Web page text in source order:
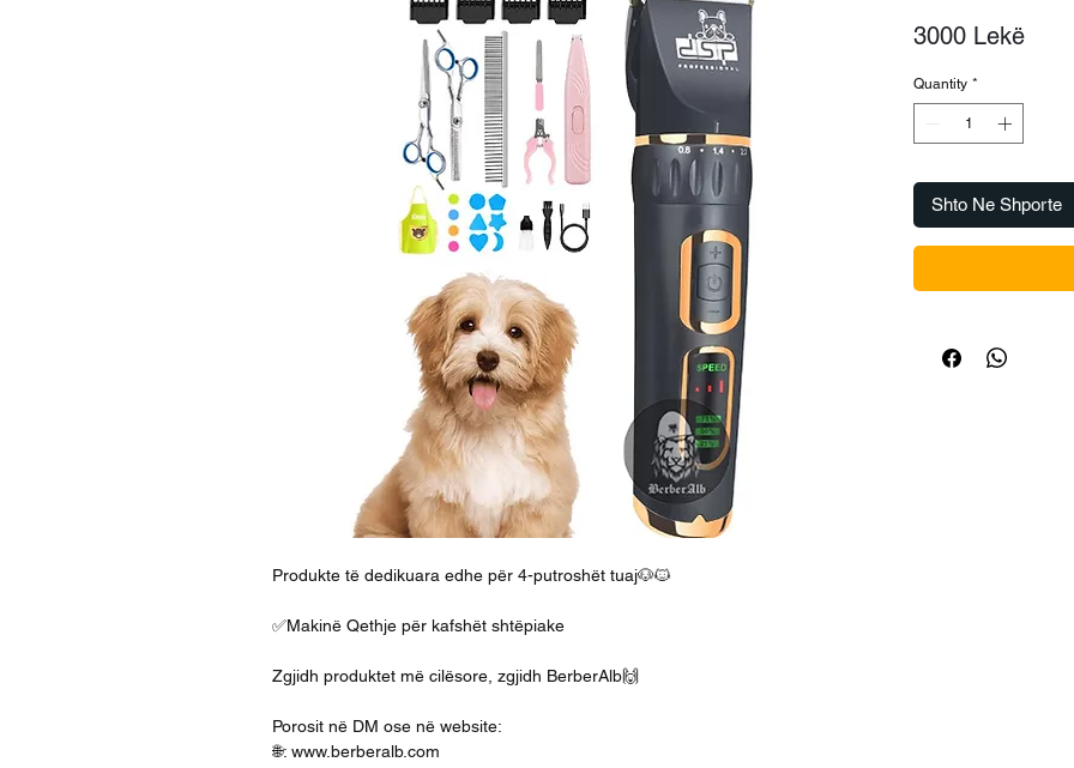
Produkte të dedikuara edhe për 4-putroshët tuaj🐶🐱
✅Makinë Qethje për kafshët shtëpiake
Zgjidh produktet më cilësore, zgjidh BerberAlb🙌
Porosit në DM ose në website:
🌐: www.berberalb.com
3000 LekëPrice
Quantity *
Shto Ne Shporte